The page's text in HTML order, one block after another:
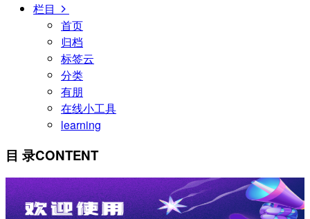
栏目
首页
归档
标签云
分类
有朋
在线小工具
learning
目 录CONTENT